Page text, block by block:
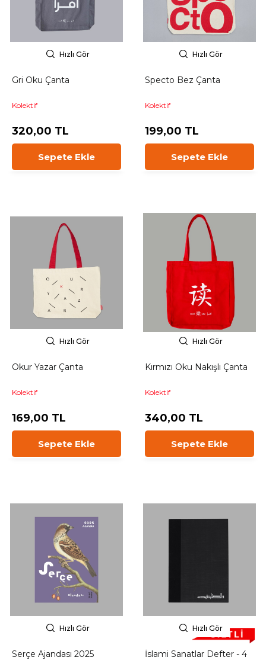
Hızlı Gör
Gri Oku Çanta
Kolektif
320,00 TL
Sepete Ekle
Hızlı Gör
Specto Bez Çanta
Kolektif
199,00 TL
Sepete Ekle
Hızlı Gör
Okur Yazar Çanta
Kolektif
169,00 TL
Sepete Ekle
Hızlı Gör
Kırmızı Oku Nakışlı Çanta
Kolektif
340,00 TL
Sepete Ekle
Hızlı Gör
Serçe Ajandası 2025
Hızlı Gör
İslami Sanatlar Defter - 4